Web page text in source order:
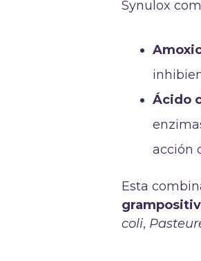
Synulox
Ácido
acción
Esta
coli,